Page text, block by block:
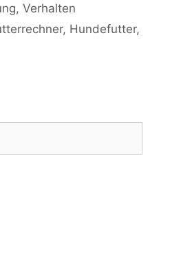
,Verhalten
, Hundefutter,